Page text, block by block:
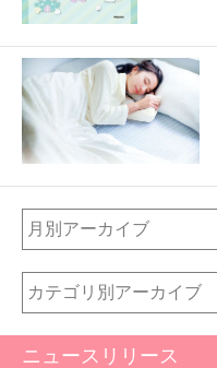
月別アーカイブ
カテゴリ別アーカイブ
ニュースリリース